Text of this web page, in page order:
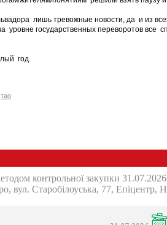
лишь тревожные новости, да и из
государственных переворотов все
год.
тао